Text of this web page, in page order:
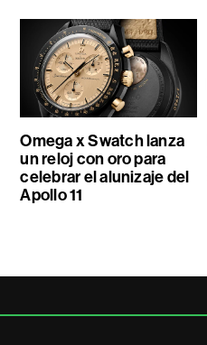
Omega x Swatch lanza
un reloj con oro para
celebrar el alunizaje del
Apollo 11